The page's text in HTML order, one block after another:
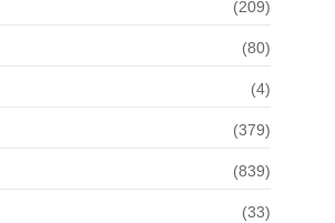
(209)
(80)
(4)
(379)
(839)
(33)